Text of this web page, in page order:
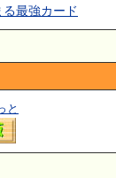
最強カード
と